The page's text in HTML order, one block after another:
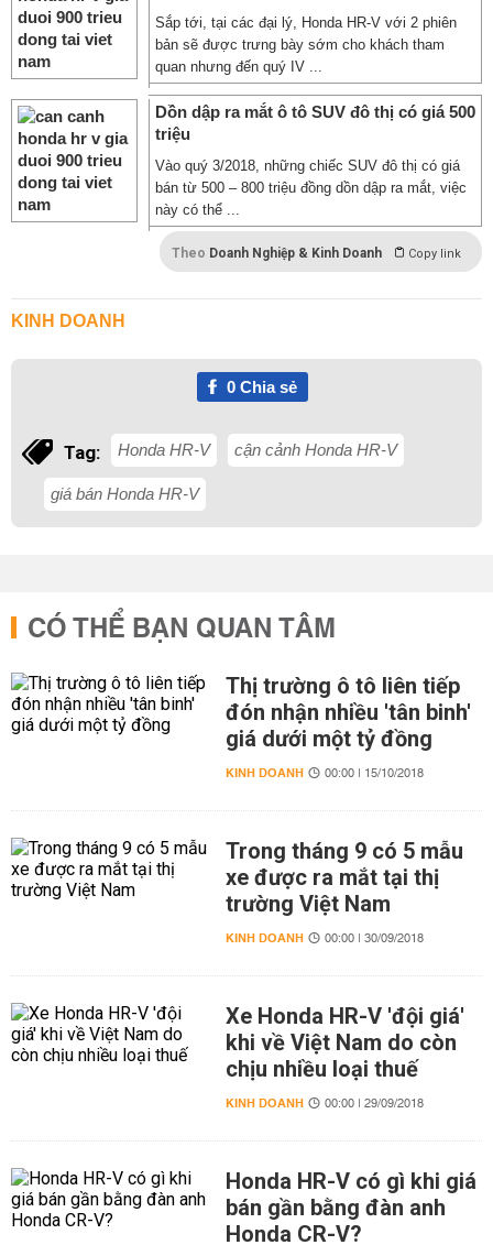
Sắp tới, tại các đại lý, Honda HR-V với 2 phiên
bản sẽ được trưng bày sớm cho khách tham
quan nhưng đến quý IV ...
Dồn dập ra mắt ô tô SUV đô thị có giá 500
triệu
Vào quý 3/2018, những chiếc SUV đô thị có giá
bán từ 500 – 800 triệu đồng dồn dập ra mắt, việc
này có thể ...
Theo Doanh Nghiệp & Kinh Doanh Copy link
KINH DOANH
0Chia sẻ
Tag: Honda HR-V cận cảnh Honda HR-V
giá bán Honda HR-V
CÓ THỂ BẠN QUAN TÂM
Thị trường ô tô liên tiếp
đón nhận nhiều 'tân binh'
giá dưới một tỷ đồng
KINH DOANH 00:00 | 15/10/2018
Trong tháng 9 có 5 mẫu
xe được ra mắt tại thị
trường Việt Nam
KINH DOANH 00:00 | 30/09/2018
Xe Honda HR-V 'đội giá'
khi về Việt Nam do còn
chịu nhiều loại thuế
KINH DOANH 00:00 | 29/09/2018
Honda HR-V có gì khi giá
bán gần bằng đàn anh
Honda CR-V?